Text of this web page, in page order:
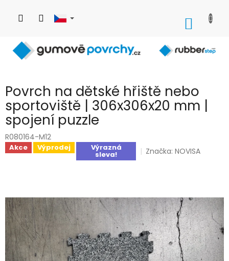
obsah
Povrch na dětské hřiště nebo
sportoviště | 306x306x20 mm |
spojení puzzle
R080164-M12
Akce Výprodej Výrazná
sleva! Značka:NOVISA